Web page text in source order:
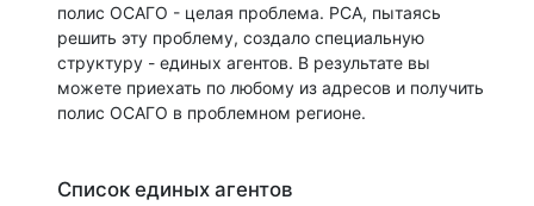
полис ОСАГО - целая проблема. РСА, пытаясь
решить эту проблему, создало специальную
структуру - единых агентов. В результате вы
можете приехать по любому из адресов и получить
полис ОСАГО в проблемном регионе.
Список единых агентов